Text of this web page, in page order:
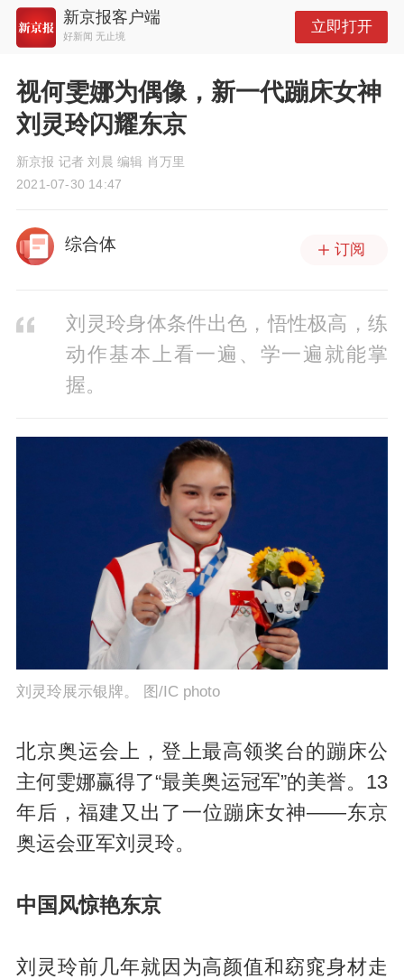
新京报客户端
好新闻 无止境
立即打开
视何雯娜为偶像，新一代蹦床女神
刘灵玲闪耀东京
新京报 记者 刘晨 编辑 肖万里
2021-07-30 14:47
综合体 订阅
刘灵玲身体条件出色，悟性极高，练
动作基本上看一遍、学一遍就能掌
握。
刘灵玲展示银牌。 图/IC photo
北京奥运会上，登上最高领奖台的蹦床公
主何雯娜赢得了“最美奥运冠军”的美誉。13
年后，福建又出了一位蹦床女神——东京
奥运会亚军刘灵玲。
中国风惊艳东京
刘灵玲前几年就因为高颜值和窈窕身材走